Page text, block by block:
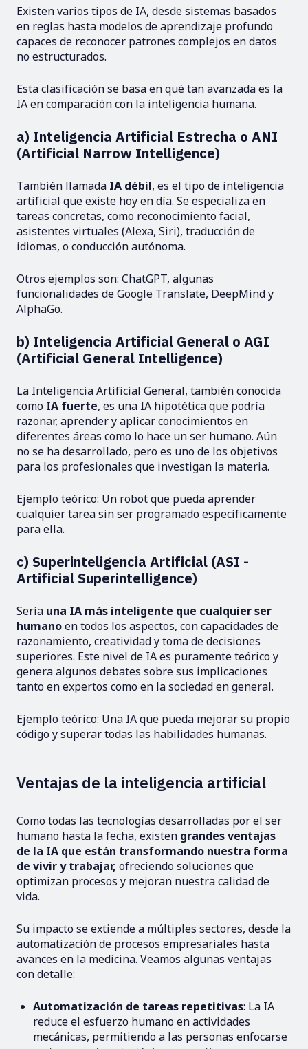
Existen varios tipos de IA, desde sistemas basados
en reglas hasta modelos de aprendizaje profundo
capaces de reconocer patrones complejos en datos
no estructurados.
Esta clasificación se basa en qué tan avanzada es la
IA en comparación con la inteligencia humana.
a) Inteligencia Artificial Estrecha o ANI
(Artificial Narrow Intelligence)
También llamada IA débil, es el tipo de inteligencia
artificial que existe hoy en día. Se especializa en
tareas concretas, como reconocimiento facial,
asistentes virtuales (Alexa, Siri), traducción de
idiomas, o conducción autónoma.
Otros ejemplos son: ChatGPT, algunas
funcionalidades de Google Translate, DeepMind y
AlphaGo.
b) Inteligencia Artificial General o AGI
(Artificial General Intelligence)
La Inteligencia Artificial General, también conocida
como IA fuerte, es una IA hipotética que podría
razonar, aprender y aplicar conocimientos en
diferentes áreas como lo hace un ser humano. Aún
no se ha desarrollado, pero es uno de los objetivos
para los profesionales que investigan la materia.
Ejemplo teórico: Un robot que pueda aprender
cualquier tarea sin ser programado específicamente
para ella.
c) Superinteligencia Artificial (ASI -
Artificial Superintelligence)
Sería una IA más inteligente que cualquier ser
humanoen todos los aspectos, con capacidades de
razonamiento, creatividad y toma de decisiones
superiores. Este nivel de IA es puramente teórico y
genera algunos debates sobre sus implicaciones
tanto en expertos como en la sociedad en general.
Ejemplo teórico: Una IA que pueda mejorar su propio
código y superar todas las habilidades humanas.
Ventajas de la inteligencia artificial
Como todas las tecnologías desarrolladas por el ser
humano hasta la fecha, existen grandes ventajas
de la IA que están transformando nuestra forma
de vivir y trabajar, ofreciendo soluciones que
optimizan procesos y mejoran nuestra calidad de
vida.
Su impacto se extiende a múltiples sectores, desde la
automatización de procesos empresariales hasta
avances en la medicina. Veamos algunas ventajas
con detalle:
Automatización de tareas repetitivas: La IA
reduce el esfuerzo humano en actividades
mecánicas, permitiendo a las personas enfocarse